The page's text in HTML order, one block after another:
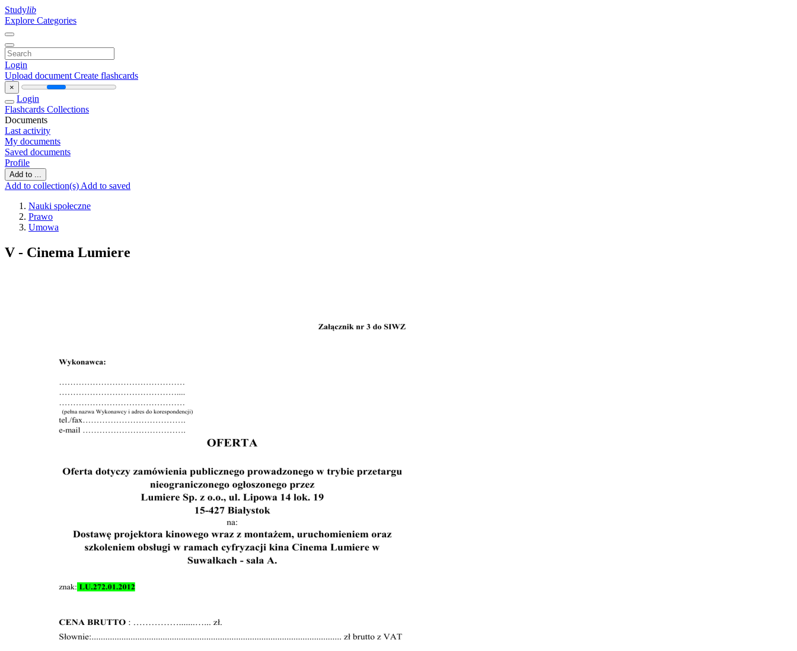
Studylib
Explore Categories
Login
Upload document Create flashcards
×
Login
Flashcards Collections
Documents
Last activity
My documents
Saved documents
Profile
Add to ...
Add to collection(s) Add to saved
Nauki społeczne
Prawo
Umowa
V - Cinema Lumiere